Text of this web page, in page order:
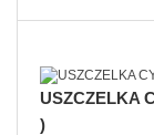
USZCZELKA
)